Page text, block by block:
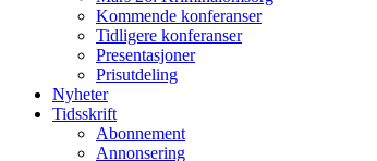
Kommende konferanser
Tidligere konferanser
Presentasjoner
Prisutdeling
Nyheter
Tidsskrift
Abonnement
Annonsering